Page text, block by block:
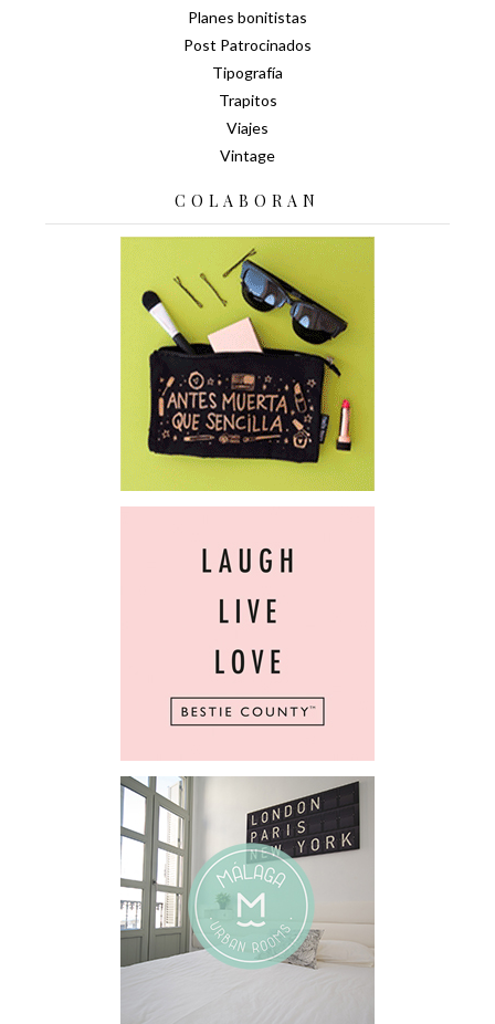
Planes bonitistas
Post Patrocinados
Tipografía
Trapitos
Viajes
Vintage
COLABORAN